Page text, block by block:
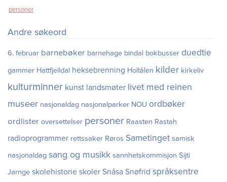
personer
Andre søkeord
6. februar barnebøker barnehage bindal bokbusser duedtie
gammer Hattfjelldal heksebrenning Holtålen kilder kirkeliv
kulturminner kunst landsmøter livet med reinen
museer nasjonaldag nasjonalparker NOU ordbøker
ordlister oversettelser personer Raasten Rastah
radioprogrammer rettssaker Røros Sametinget samisk
nasjonaldag sang og musikk sannhetskommisjon Sijti
Jarnge skolehistorie skoler Snåsa Snøfrid språksentre